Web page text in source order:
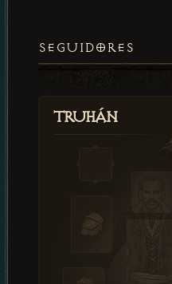
SEGUIDORES
Truhán